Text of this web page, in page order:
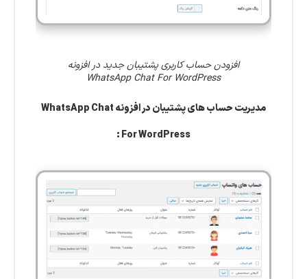
افزودن حساب کاربری پشتیبان جدید در افزونه
WhatsApp Chat For WordPress
مدیریت حساب های پشتیبان در افزونه WhatsApp Chat
For WordPress :